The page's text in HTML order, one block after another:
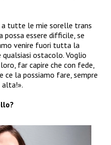
a tutte le mie sorelle trans
essere difficile, se
venire fuori tutta la
ostacolo. Voglio
far capire che con fede,
ce la possiamo fare, sempre
alta!».